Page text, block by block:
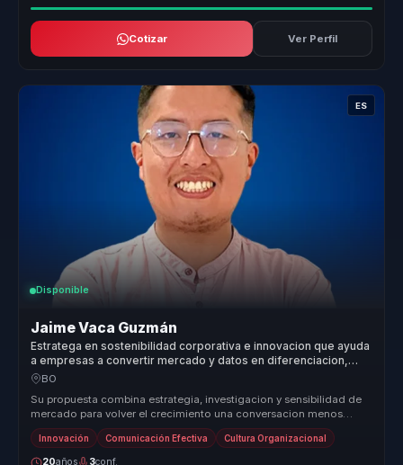
Cotizar Ver Perfil
ES
Disponible
Jaime Vaca Guzmán
Estratega en sostenibilidad corporativa e innovacion que ayuda
a empresas a convertir mercado y datos en diferenciacion,
crecimiento y criterio.
BO
Su propuesta combina estrategia, investigacion y sensibilidad de
mercado para volver el crecimiento una conversacion menos
intuitiva y ma...
Innovación Comunicación Efectiva Cultura Organizacional
20años 3conf.